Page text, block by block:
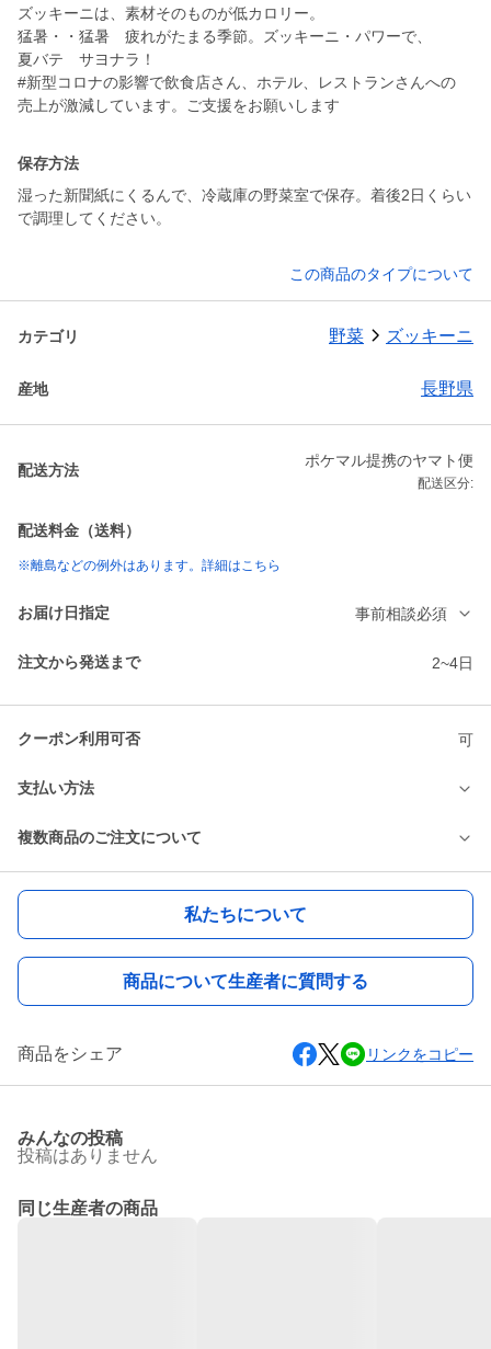
ズッキーニは、素材そのものが低カロリー。
猛暑・・猛暑 疲れがたまる季節。ズッキーニ・パワーで、
夏バテ サヨナラ！
#新型コロナの影響で飲食店さん、ホテル、レストランさんへの
売上が激減しています。ご支援をお願いします
保存方法
湿った新聞紙にくるんで、冷蔵庫の野菜室で保存。着後2日くらい
で調理してください。
この商品のタイプについて
カテゴリ 野菜 ズッキーニ
産地 長野県
配送方法
ポケマル提携のヤマト便
配送区分:
配送料金（送料）
※離島などの例外はあります。詳細はこちら
お届け日指定 事前相談必須
注文から発送まで 2~4日
クーポン利用可否 可
支払い方法
複数商品のご注文について
私たちについて
商品について生産者に質問する
商品をシェア リンクをコピー
みんなの投稿
投稿はありません
同じ生産者の商品